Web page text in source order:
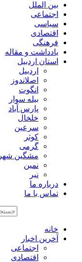
بین الملل
اجتماعی
سیاسی
اقتصادی
فرهنگی
یادداشت و مقاله
استان اردبیل
اردبیل
اصلاندوز
انگوت
بیله سوار
پارس آباد
خلخال
سرعین
کوثر
گرمی
مشگین شهر
نمین
نیر
درباره ما
تماس با ما
خانه
آخرین اخبار
اجتماعی
اقتصادی